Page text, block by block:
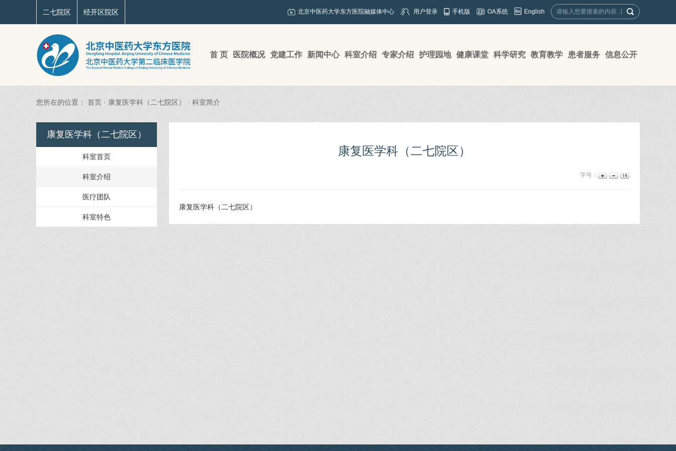
二七院区 经开区院区 北京中医药大学东方医院融媒体中心 用户登录 手机版 OA系统 English
首 页 医院概况 党建工作 新闻中心 科室介绍 专家介绍 护理园地 健康课堂 科学研究 教育教学 患者服务 信息公开
您所在的位置： 首页 · 康复医学科（二七院区） · 科室简介
康复医学科（二七院区）
科室首页
科室介绍
医疗团队
科室特色
康复医学科（二七院区）
字号：
康复医学科（二七院区）